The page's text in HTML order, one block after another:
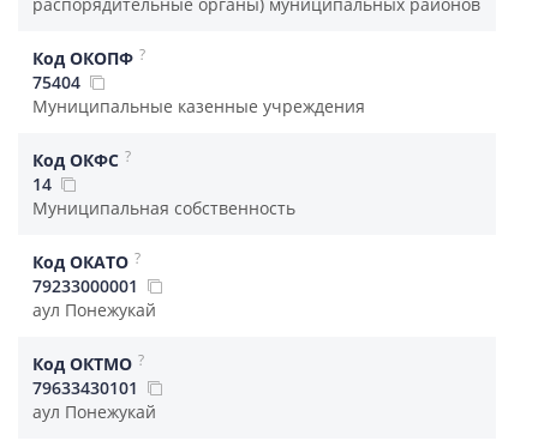
Код ОКОПФ ?
75404
Муниципальные казенные учреждения
Код ОКФС ?
14
Муниципальная собственность
Код ОКАТО ?
79233000001
аул Понежукай
Код ОКТМО ?
79633430101
аул Понежукай